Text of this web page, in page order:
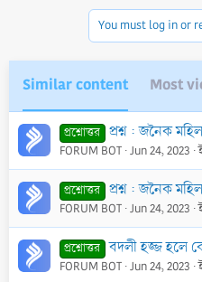
You must log in or
Similar content Most
প্রশ্নোত্তর প্রশ্ন : জনৈক মহিলার সার্বিক সক্ষমতা থাকা
FORUM BOT Jun 24, 2023
প্রশ্নোত্তর প্রশ্ন : জনৈক মহিলার সার্বিক সক্ষমতা থাকা
FORUM BOT Jun 24, 2023
প্রশ্নোত্তর বদলী হজ্জ হলে
FORUM BOT Jun 24, 2023